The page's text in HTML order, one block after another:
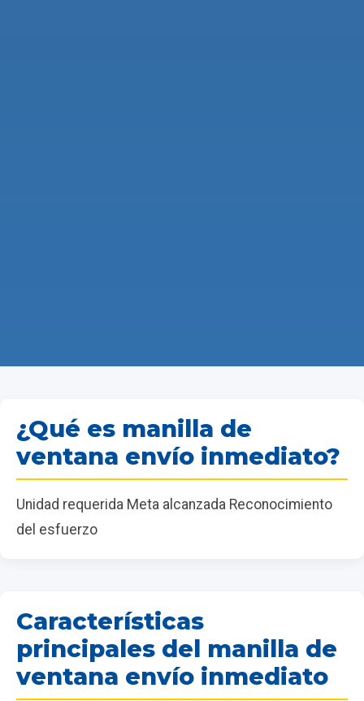
¿Qué es manilla de
ventana envío inmediato?
Unidad requerida Meta alcanzada Reconocimiento
del esfuerzo
Características
principales del manilla de
ventana envío inmediato